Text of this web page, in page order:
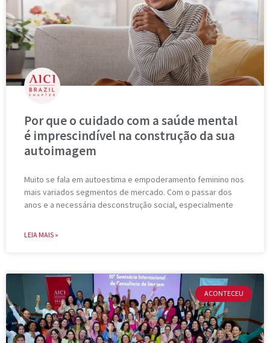
Por que o cuidado com a saúde mental
é imprescindível na construção da sua
autoimagem
Muito se fala em autoestima e empoderamento feminino nos
mais variados segmentos de mercado. Com o passar dos
anos e a necessária desconstrução social, especialmente
LEIA MAIS »
ACONTECEU